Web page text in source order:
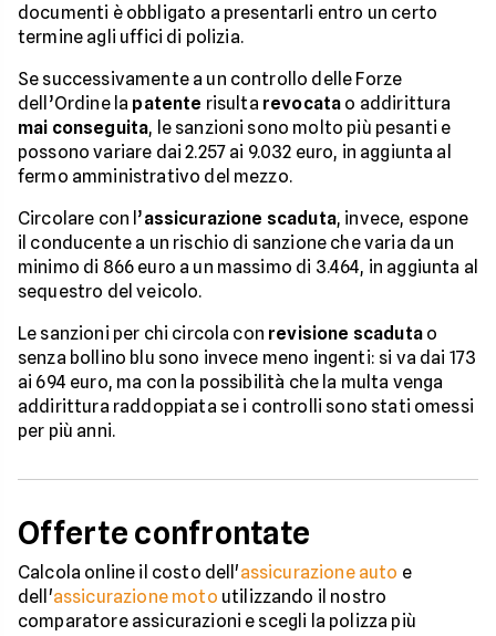
documenti è obbligato a presentarli entro un certo
termine agli uffici di polizia.
Se successivamente a un controllo delle Forze
dell’Ordine la patente risulta revocata o addirittura
mai conseguita, le sanzioni sono molto più pesanti e
possono variare dai 2.257 ai 9.032 euro, in aggiunta al
fermo amministrativo del mezzo.
Circolare con l’assicurazione scaduta, invece, espone
il conducente a un rischio di sanzione che varia da un
minimo di 866 euro a un massimo di 3.464, in aggiunta al
sequestro del veicolo.
Le sanzioni per chi circola con revisione scadutao
senza bollino blu sono invece meno ingenti: si va dai 173
ai 694 euro, ma con la possibilità che la multa venga
addirittura raddoppiata se i controlli sono stati omessi
per più anni.
Offerte confrontate
Calcola online il costo dell'assicurazione auto e
dell'assicurazione moto utilizzando il nostro
comparatore assicurazioni e scegli la polizza più